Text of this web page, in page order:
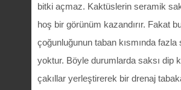
bitki açmaz. Kaktüslerin seramik
hoş bir görünüm kazandırır. Fakat
çoğunluğunun taban kısmında fazla
yoktur. Böyle durumlarda saksı dip
çakıllar yerleştirerek bir drenaj